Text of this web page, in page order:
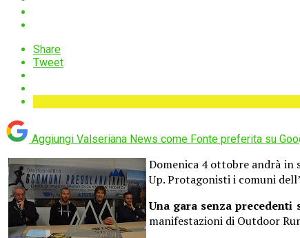
Share
Tweet
Aggiungi Valseriana News come Fonte preferita su
Domenica 4 ottobre andrà in
Up. Protagonisti i comuni
Una gara senza
manifestazioni di Outdoor